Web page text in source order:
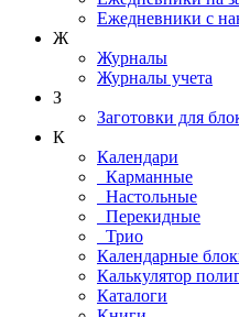
Ежедневники с
Ж
Журналы
Журналы учета
З
Заготовки для
К
Календари
Карманные
Настольные
Перекидные
Трио
Календарные
Калькулятор
Каталоги